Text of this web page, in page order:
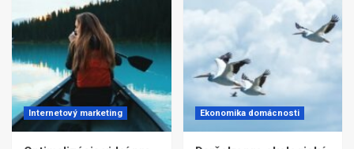
Internetový marketing Ekonomika domácnosti